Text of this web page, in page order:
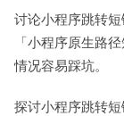
讨论小程序跳转
「小程序原生路
情况容易踩坑。
探讨小程序跳转